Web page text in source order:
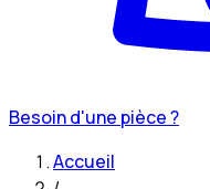
Besoin d'une pièce ?
Accueil